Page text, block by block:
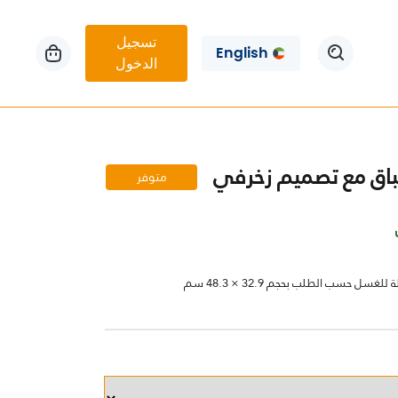
English
تسجيل
الدخول
مع تصميم زخرفي متوفر
حسب الطلب بحجم 32.9 × 48.3 سم